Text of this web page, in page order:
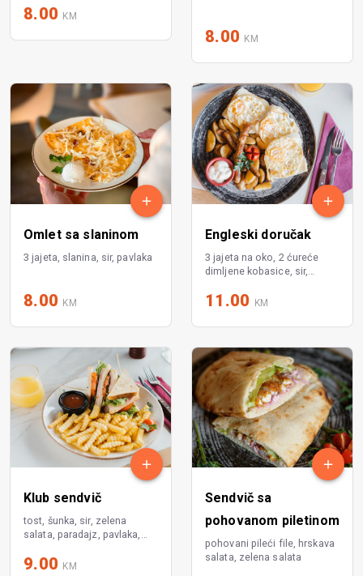
8.00 KM
8.00 KM
Omlet sa slaninom
3 jajeta, slanina, sir, pavlaka
8.00 KM
Engleski doručak
3 jajeta na oko, 2 ćureće
dimljene kobasice, sir,
11.00 KM
Klub sendvič
tost, šunka, sir, zelena
salata, paradajz, pavlaka,
9.00 KM
Sendvič sa
pohovanom piletinom
pohovani pileći file, hrskava
salata, zelena salata